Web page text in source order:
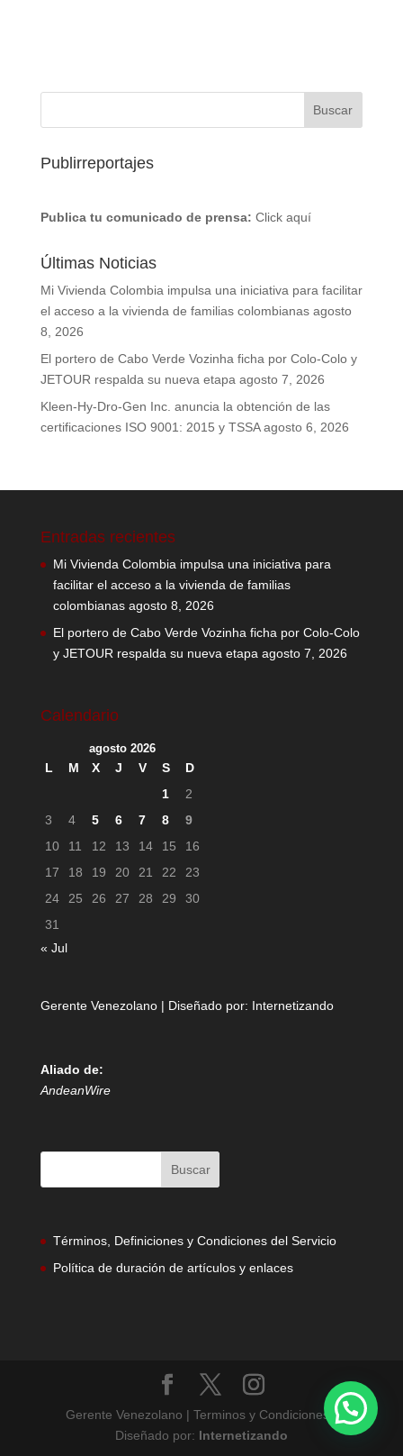
Publirreportajes
Publica tu comunicado de prensa: Click aquí
Últimas Noticias
Mi Vivienda Colombia impulsa una iniciativa para facilitar
el acceso a la vivienda de familias colombianas agosto
8, 2026
El portero de Cabo Verde Vozinha ficha por Colo-Colo y
JETOUR respalda su nueva etapa agosto 7, 2026
Kleen-Hy-Dro-Gen Inc. anuncia la obtención de las
certificaciones ISO 9001: 2015 y TSSA agosto 6, 2026
Entradas recientes
Mi Vivienda Colombia impulsa una iniciativa para
facilitar el acceso a la vivienda de familias
colombianas agosto 8, 2026
El portero de Cabo Verde Vozinha ficha por Colo-Colo
y JETOUR respalda su nueva etapa agosto 7, 2026
Calendario
agosto 2026
L M X J V S
D
1
2
3
4 5 6 7 8
9
10
11 12 13 14 15
16
17
18 19 20 21 22
23
24
25 26 27 28 29
30
31
« Jul
Gerente Venezolano | Diseñado por: Internetizando
Aliado de:
AndeanWire
Términos, Definiciones y Condiciones del Servicio
Política de duración de artículos y enlaces
Gerente Venezolano | Terminos y Condiciones |
Diseñado por: Internetizando